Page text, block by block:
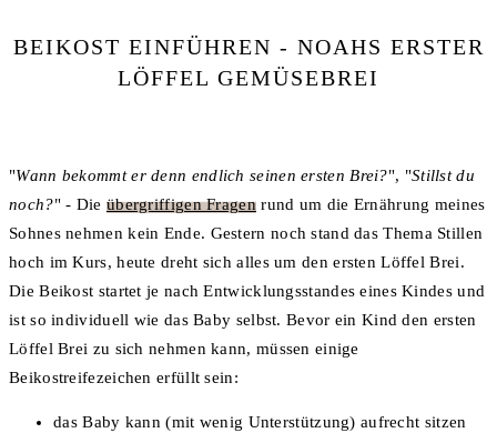
BEIKOST EINFÜHREN - NOAHS ERSTER
LÖFFEL GEMÜSEBREI
"Wann bekommt er denn endlich seinen ersten Brei?", "Stillst du
noch?" - Die übergriffigen Fragenrund um die Ernährung meines
Sohnes nehmen kein Ende. Gestern noch stand das Thema Stillen
hoch im Kurs, heute dreht sich alles um den ersten Löffel Brei.
Die Beikost startet je nach Entwicklungsstandes eines Kindes und
ist so individuell wie das Baby selbst. Bevor ein Kind den ersten
Löffel Brei zu sich nehmen kann, müssen einige
Beikostreifezeichen erfüllt sein:
das Baby kann (mit wenig Unterstützung) aufrecht sitzen